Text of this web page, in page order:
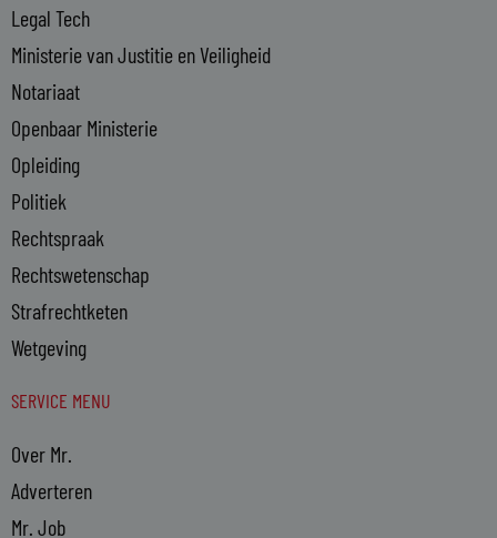
Legal Tech
Ministerie van Justitie en Veiligheid
Notariaat
Openbaar Ministerie
Opleiding
Politiek
Rechtspraak
Rechtswetenschap
Strafrechtketen
Wetgeving
SERVICE MENU
Over Mr.
Adverteren
Mr. Job